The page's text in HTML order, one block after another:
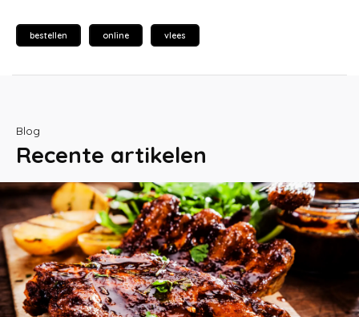
bestellen online vlees
Blog
Recente artikelen